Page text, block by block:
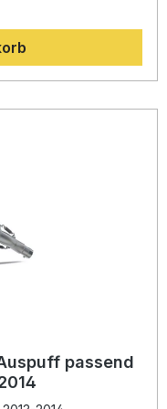
Die
sodass Sie
and-Play-System
Fachwerkstatt. Der
und
passend